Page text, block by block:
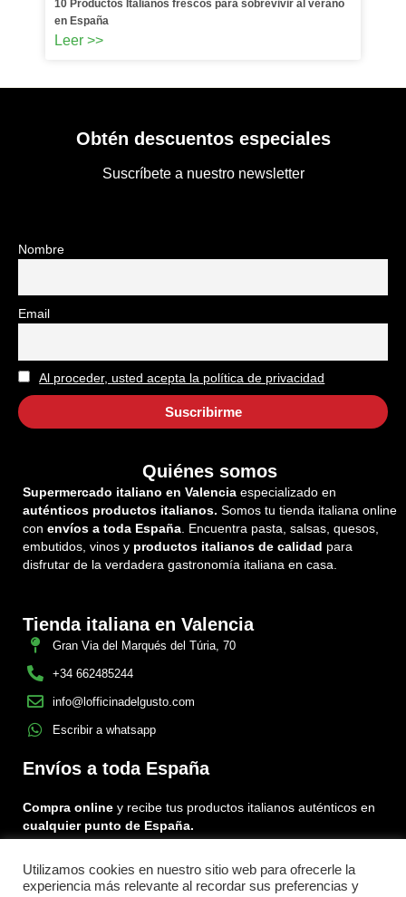
10 Productos Italianos frescos para sobrevivir al verano
en España
Leer >>
Obtén descuentos especiales
Suscríbete a nuestro newsletter
Nombre
Email
Al proceder, usted acepta la política de privacidad
Quiénes somos
Supermercado italiano en Valencia especializado en
auténticos productos italianos. Somos tu tienda italiana online
con envíos a toda España . Encuentra pasta, salsas, quesos,
embutidos, vinos y productos italianos de calidad para
disfrutar de la verdadera gastronomía italiana en casa.
Tienda italiana en Valencia
Gran Via del Marqués del Túria, 70
+34 662485244
info@lofficinadelgusto.com
Escribir a whatsapp
Envíos a toda España
Compra online y recibe tus productos italianos auténticos en
cualquier punto de España.
Encuéntranos en: